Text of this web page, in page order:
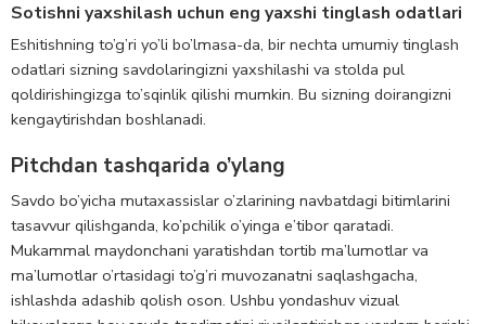
Sotishni yaxshilash uchun eng yaxshi tinglash odatlari
Eshitishning to’g’ri yo’li bo’lmasa-da, bir nechta umumiy tinglash
odatlari sizning savdolaringizni yaxshilashi va stolda pul
qoldirishingizga to’sqinlik qilishi mumkin. Bu sizning doirangizni
kengaytirishdan boshlanadi.
Pitchdan tashqarida o’ylang
Savdo bo’yicha mutaxassislar o’zlarining navbatdagi bitimlarini
tasavvur qilishganda, ko’pchilik o’yinga e’tibor qaratadi.
Mukammal maydonchani yaratishdan tortib ma’lumotlar va
ma’lumotlar o’rtasidagi to’g’ri muvozanatni saqlashgacha,
ishlashda adashib qolish oson. Ushbu yondashuv vizual